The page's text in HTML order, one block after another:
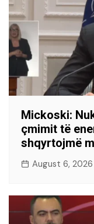
Mickoski:
çmimit të
shqyrtojmë
August 6, 2026